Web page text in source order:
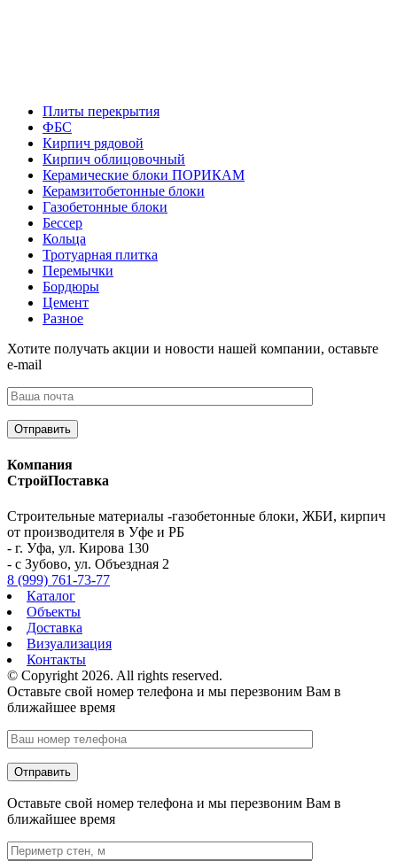
Плиты перекрытия
ФБС
Кирпич рядовой
Кирпич облицовочный
Керамические блоки ПОРИКАМ
Керамзитобетонные блоки
Газобетонные блоки
Бессер
Кольца
Тротуарная плитка
Перемычки
Бордюры
Цемент
Разное
Хотите получать акции и новости нашей компании, оставьте
e-mail
Компания
СтройПоставка
Строительные материалы -газобетонные блоки, ЖБИ, кирпич
от производителя в Уфе и РБ
- г. Уфа, ул. Кирова 130
- с Зубово, ул. Объездная 2
8 (999) 761-73-77
Каталог
Объекты
Доставка
Визуализация
Контакты
© Copyright 2026. All rights reserved.
Оставьте свой номер телефона и мы перезвоним Вам в
ближайшее время
Оставьте свой номер телефона и мы перезвоним Вам в
ближайшее время